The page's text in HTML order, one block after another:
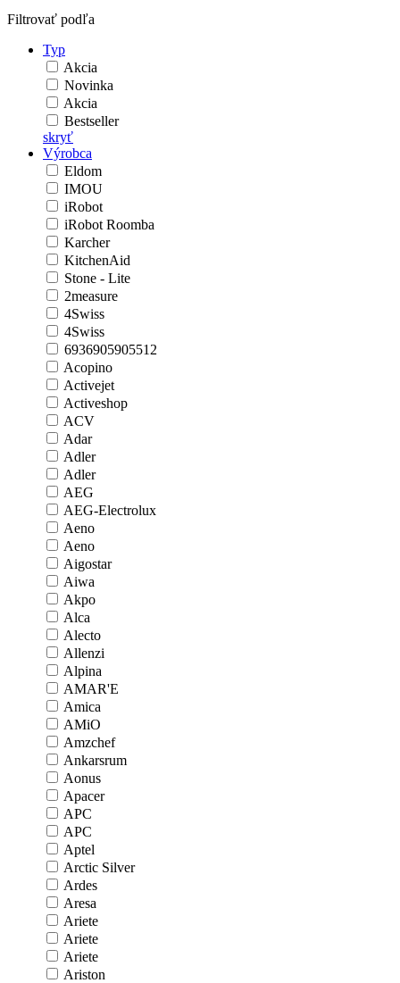
Filtrovať podľa
Typ
Akcia
Novinka
Akcia
Bestseller
skryť
Výrobca
Eldom
IMOU
iRobot
iRobot Roomba
Karcher
KitchenAid
Stone - Lite
2measure
4Swiss
4Swiss
6936905905512
Acopino
Activejet
Activeshop
ACV
Adar
Adler
Adler
AEG
AEG-Electrolux
Aeno
Aeno
Aigostar
Aiwa
Akpo
Alca
Alecto
Allenzi
Alpina
AMAR'E
Amica
AMiO
Amzchef
Ankarsrum
Aonus
Apacer
APC
APC
Aptel
Arctic Silver
Ardes
Aresa
Ariete
Ariete
Ariete
Ariston